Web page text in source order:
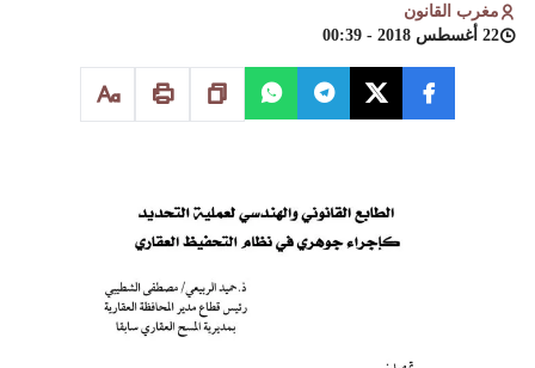
مغرب القانون
22 أغسطس 2018 - 00:39